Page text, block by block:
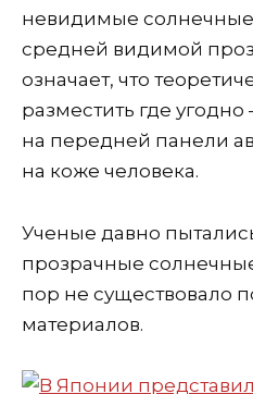
невидимые
средней видимой
означает, что
разместить где
на передней панели
на коже человека.
Ученые давно
прозрачные
пор не существовало
материалов.